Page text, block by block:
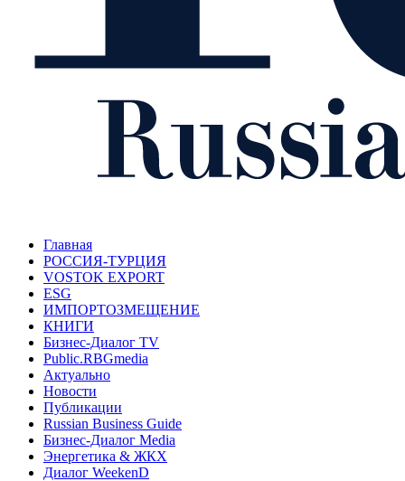
Главная
РОССИЯ-ТУРЦИЯ
VOSTOK EXPORT
ESG
ИМПОРТОЗМЕЩЕНИЕ
КНИГИ
Бизнес-Диалог TV
Public.RBGmedia
Актуально
Новости
Публикации
Russian Business Guide
Бизнес-Диалог Media
Энергетика & ЖКХ
Диалог WeekenD